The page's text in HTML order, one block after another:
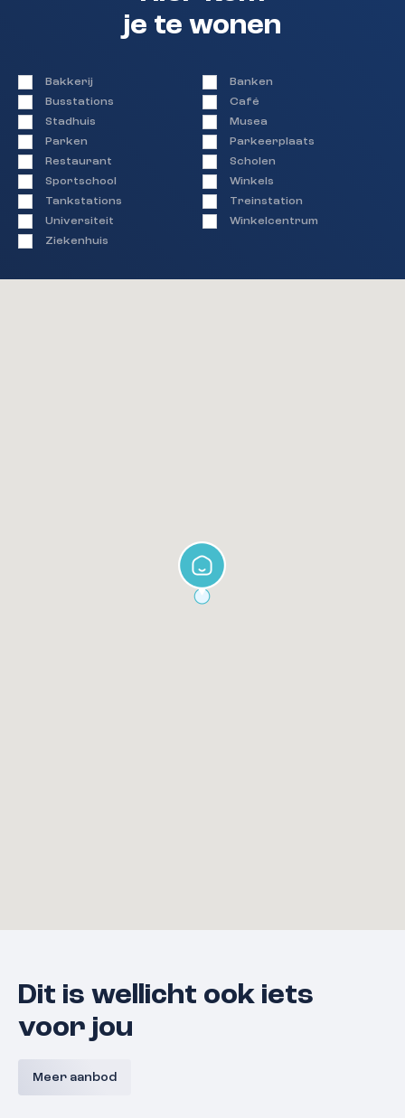
je te wonen
Bakkerij
Banken
Busstations
Café
Stadhuis
Musea
Parken
Parkeerplaats
Restaurant
Scholen
Sportschool
Winkels
Tankstations
Treinstation
Universiteit
Winkelcentrum
Ziekenhuis
Dit is wellicht ook iets
voor jou
Meer aanbod
Bouwnummer 9 A,